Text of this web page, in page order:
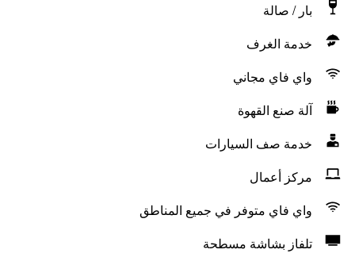
بار / صالة
خدمة الغرف
واي فاي مجاني
آلة صنع القهوة
خدمة صف السيارات
مركز أعمال
واي فاي متوفر في جميع المناطق
تلفاز بشاشة مسطحة